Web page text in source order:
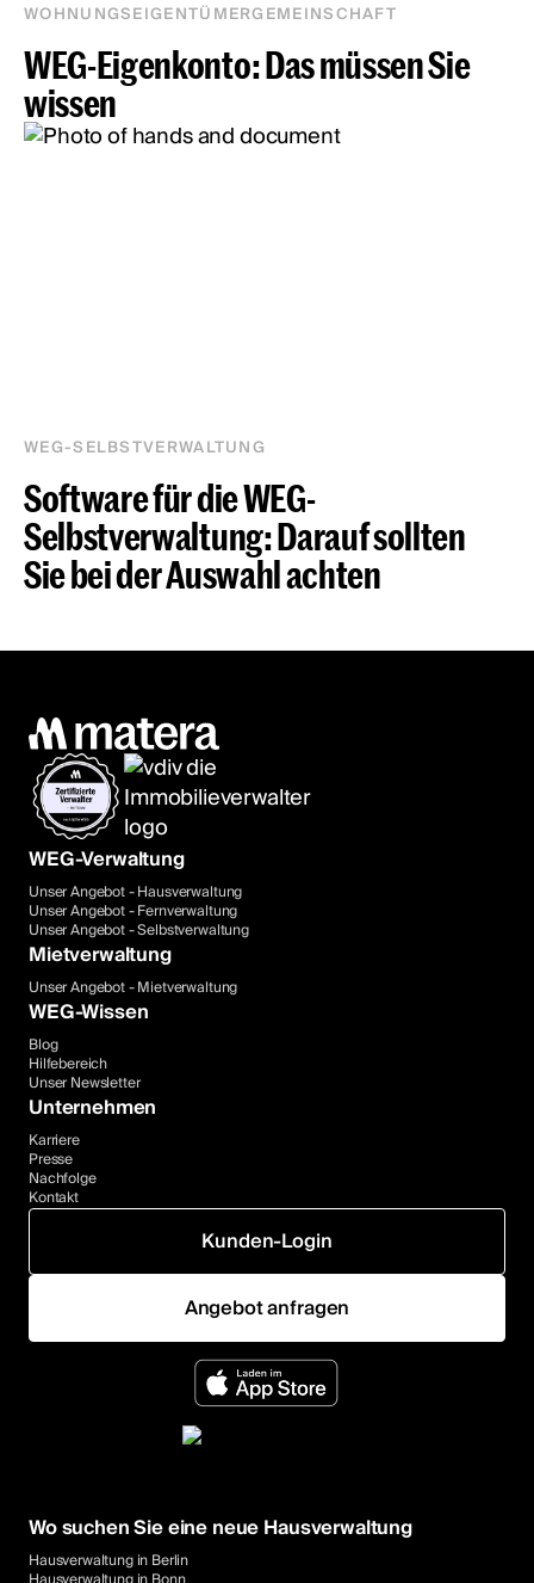
WOHNUNGSEIGENTÜMERGEMEINSCHAFT
WEG-Eigenkonto: Das müssen Sie
wissen
WEG-SELBSTVERWALTUNG
Software für die WEG-
Selbstverwaltung: Darauf sollten
Sie bei der Auswahl achten
WEG-Verwaltung
Unser Angebot - Hausverwaltung
Unser Angebot - Fernverwaltung
Unser Angebot - Selbstverwaltung
Mietverwaltung
Unser Angebot - Mietverwaltung
WEG-Wissen
Blog
Hilfebereich
Unser Newsletter
Unternehmen
Karriere
Presse
Nachfolge
Kontakt
Kunden-Login
Angebot anfragen
Wo suchen Sie eine neue Hausverwaltung
Hausverwaltung in Berlin